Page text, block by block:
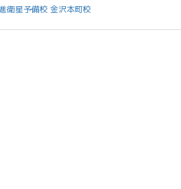
衛星予備校 金沢本町校